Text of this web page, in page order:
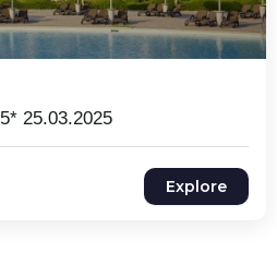
Coral Sea Waterworld 5* 25.03.2025
Explore